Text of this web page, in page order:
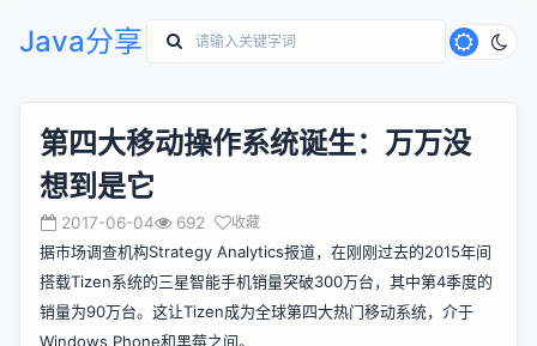
Java分享
第四大移动操作系统诞生：万万没
想到是它
2017-06-04 692 收藏
据市场调查机构Strategy Analytics报道，在刚刚过去的2015年间
搭载Tizen系统的三星智能手机销量突破300万台，其中第4季度的
销量为90万台。这让Tizen成为全球第四大热门移动系统，介于
Windows Phone和黑莓之间。